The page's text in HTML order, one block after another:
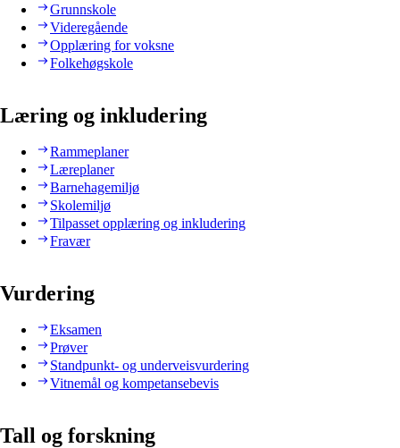
Grunnskole
Videregående
Opplæring for voksne
Folkehøgskole
Læring og inkludering
Rammeplaner
Læreplaner
Barnehagemiljø
Skolemiljø
Tilpasset opplæring og inkludering
Fravær
Vurdering
Eksamen
Prøver
Standpunkt- og underveisvurdering
Vitnemål og kompetansebevis
Tall og forskning